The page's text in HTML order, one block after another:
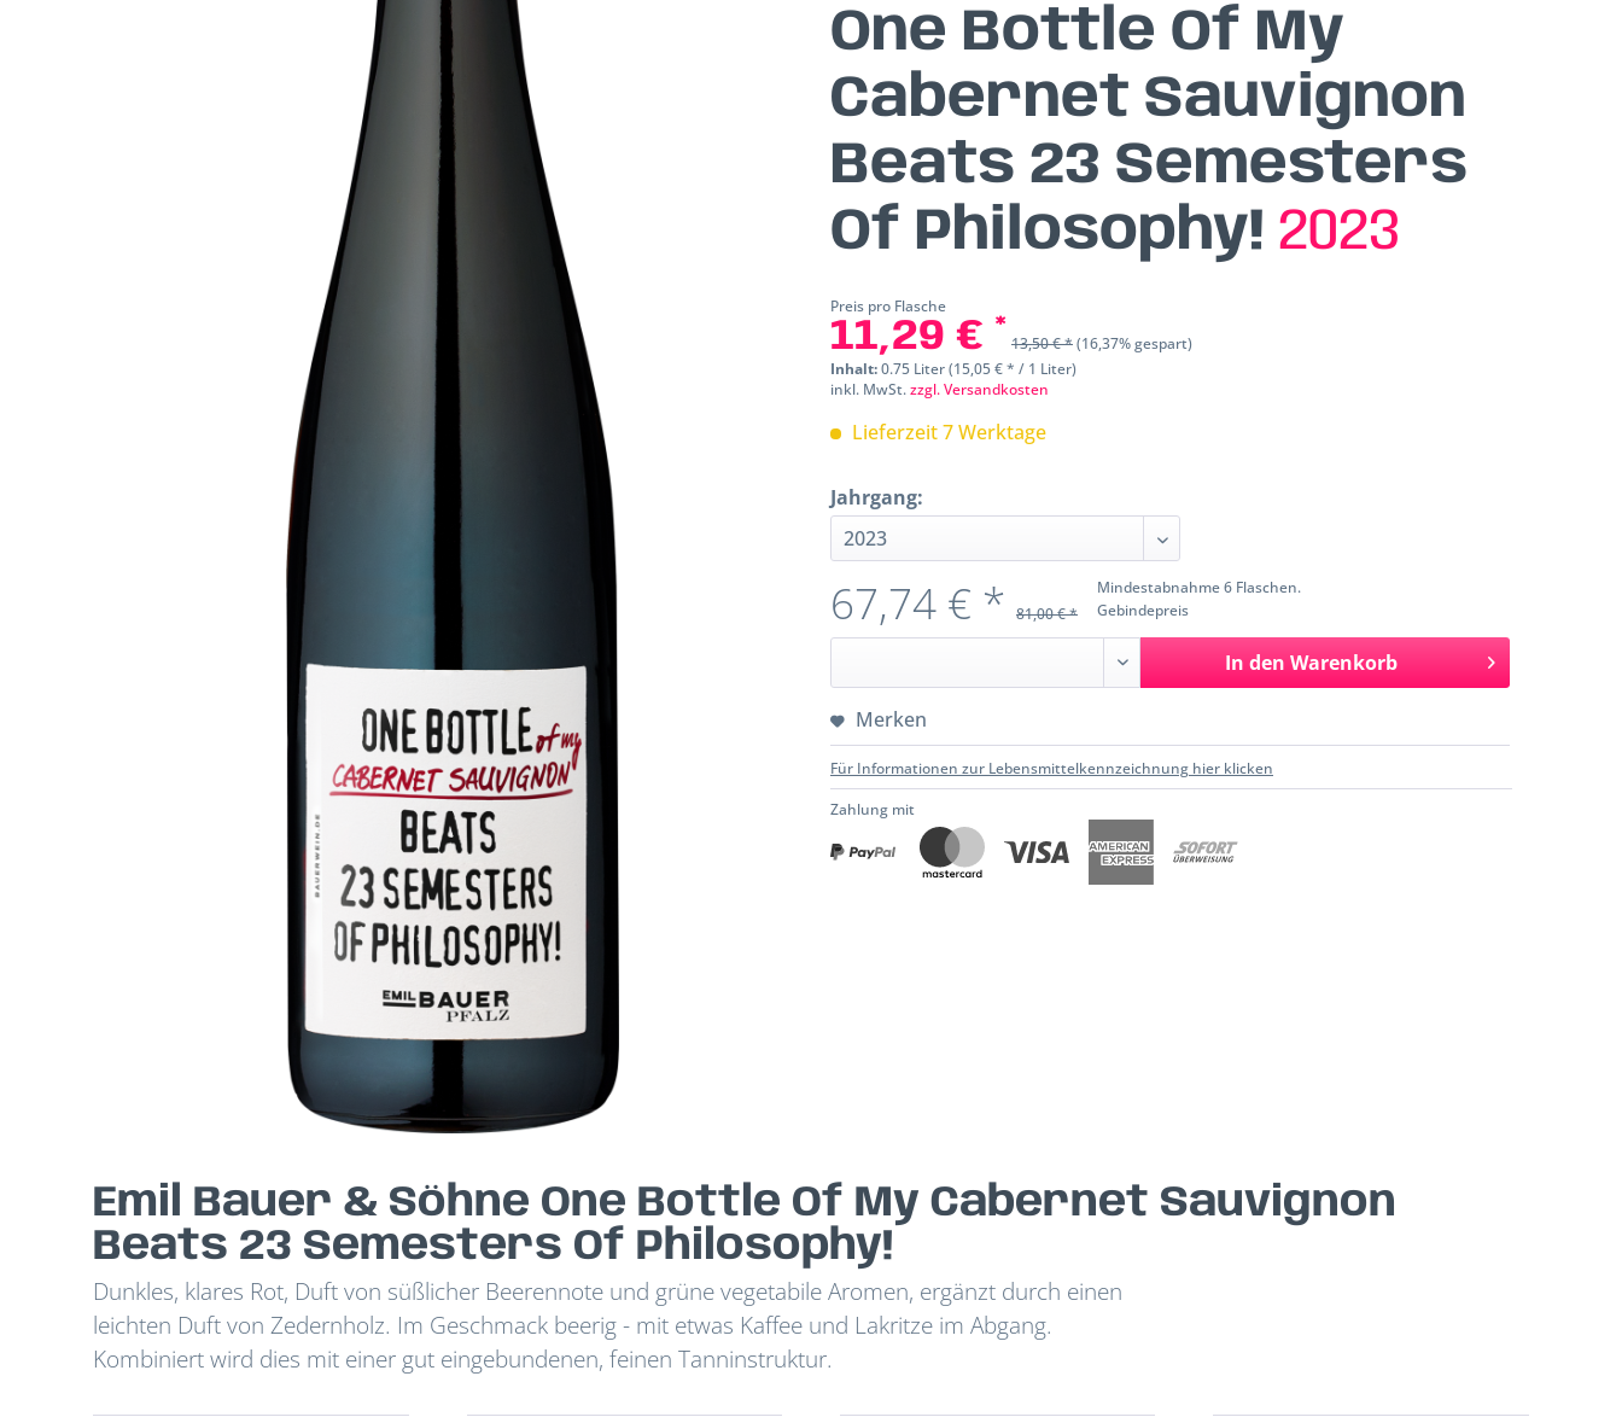
One Bottle Of My
Cabernet Sauvignon
Beats 23 Semesters
Of Philosophy! 2023
Preis pro Flasche
11,29 € * 13,50 € *(16,37% gespart)
Inhalt:0.75 Liter (15,05 € * / 1 Liter)
inkl. MwSt.zzgl. Versandkosten
Lieferzeit 7 Werktage
Jahrgang:
Mindestabnahme 6 Flaschen.
Gebindepreis
67,74 € * 81,00 € *
In den Warenkorb
Merken
Für Informationen zur Lebensmittelkennzeichnung hier klicken
Zahlung mit
Emil Bauer & Söhne One Bottle Of My Cabernet Sauvignon
Beats 23 Semesters Of Philosophy!
Dunkles, klares Rot, Duft von süßlicher Beerennote und grüne vegetabile Aromen, ergänzt durch einen
leichten Duft von Zedernholz. Im Geschmack beerig - mit etwas Kaffee und Lakritze im Abgang.
Kombiniert wird dies mit einer gut eingebundenen, feinen Tanninstruktur.